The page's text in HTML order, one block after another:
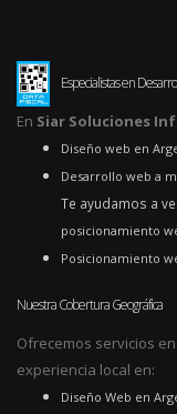
Especialistas en
En Siar Soluciones
Diseño web en
Desarrollo web a
Te ayudamos a
posicionamiento
Posicionamiento
Nuestra Cobertura Geográfica
Ofrecemos servicios
experiencia local en:
Diseño Web en